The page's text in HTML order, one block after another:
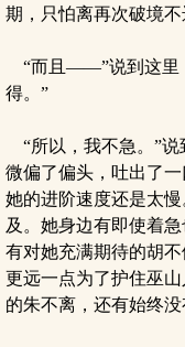
期，只怕离再次破境不
“而且——”说到这里
得。”
“所以，我不急。”说
微偏了偏头，吐出了
她的进阶速度还是太
及。她身边有即使着
有对她充满期待的胡
更远一点为了护住巫
的朱不离，还有始终